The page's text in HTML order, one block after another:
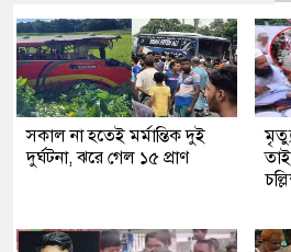
সকাল না হতেই মর্মান্তিক দুই
দুর্ঘটনা, ঝরে গেল ১৫ প্রাণ